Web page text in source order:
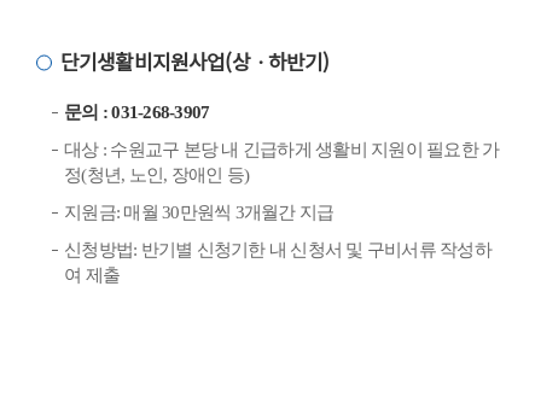
단기생활비지원사업(상ㆍ하반기)
문의 : 031-268-3907
대상 : 수원교구 본당 내 긴급하게 생활비 지원이 필요한 가
정(청년, 노인, 장애인 등)
지원금: 매월 30만원씩 3개월간 지급
신청방법: 반기별 신청기한 내 신청서 및 구비서류 작성하
여 제출